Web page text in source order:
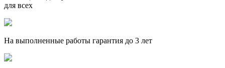
для всех
На выполненные работы гарантия до 3 лет